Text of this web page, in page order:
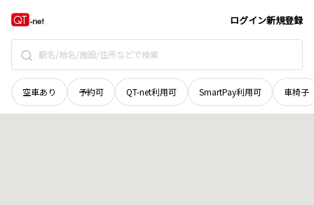
ログイン新規登録
空車あり 予約可 QT-net利用可 SmartPay利用可 車椅子
宮城県